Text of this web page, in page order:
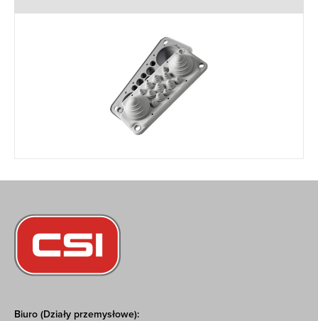
Biuro (Działy przemysłowe):